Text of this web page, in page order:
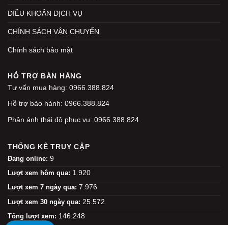
ĐIỀU KHOẢN DỊCH VỤ
CHÍNH SÁCH VẬN CHUYỂN
Chính sách bảo mật
HỖ TRỢ BÁN HÀNG
Tư vấn mua hàng: 0966.388.824
Hỗ trợ bảo hành: 0966.388.824
Phản ánh thái độ phục vụ: 0966.388.824
THỐNG KÊ TRUY CẬP
Đang online: 9
Lượt xem hôm qua: 1.920
Lượt xem 7 ngày qua: 7.976
Lượt xem 30 ngày qua: 25.572
Tổng lượt xem: 146.248